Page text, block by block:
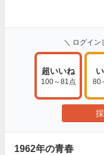
＼ ログイン
超いいね
100～81点 80
1962年の青春